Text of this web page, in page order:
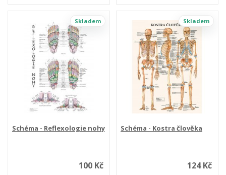
Skladem
Schéma - Reflexologie nohy
100 Kč
Skladem
Schéma - Kostra člověka
124 Kč